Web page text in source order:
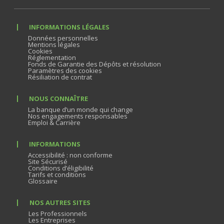
INFORMATIONS LÉGALES
Données personnelles
Mentions légales
Cookies
Réglementation
Fonds de Garantie des Dépôts et résolution
Paramètres des cookies
Résiliation de contrat
NOUS CONNAÎTRE
La banque d’un monde qui change
Nos engagements responsables
Emploi & Carrière
INFORMATIONS
Accessibilité : non conforme
Site Sécurisé
Conditions d’éligibilité
Tarifs et conditions
Glossaire
NOS AUTRES SITES
Les Professionnels
Les Entreprises